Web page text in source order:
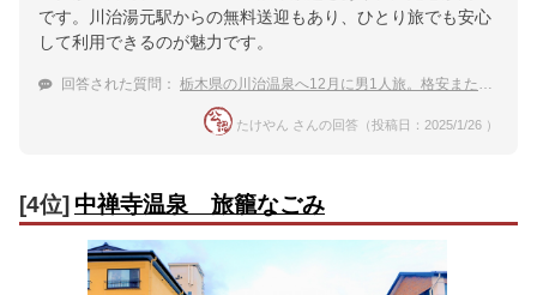
です。川治湯元駅からの無料送迎もあり、ひとり旅でも安心
して利用できるのが魅力です。
回答された質問： 栃木県の川治温泉へ12月に男1人旅。格安または少々安いおすすめの温泉宿をお願いします。
たけやん さんの回答（投稿日：2025/1/26 ）
[4位] 中禅寺温泉 旅籠なごみ